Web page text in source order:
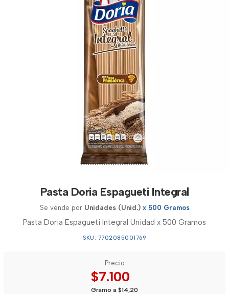
Pasta Doria Espagueti Integral
Se vende por Unidades (Unid.) x 500 Gramos
Pasta Doria Espagueti Integral Unidad x 500 Gramos
SKU: 7702085001769
Precio
$7.100
Gramo a $14,20